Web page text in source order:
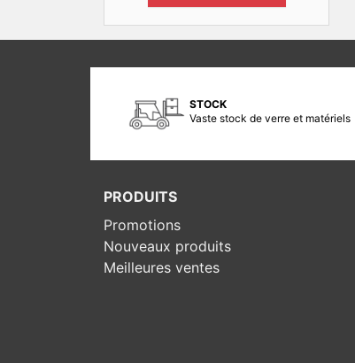
STOCK
Vaste stock de verre et matériels
PRODUITS
Promotions
Nouveaux produits
Meilleures ventes